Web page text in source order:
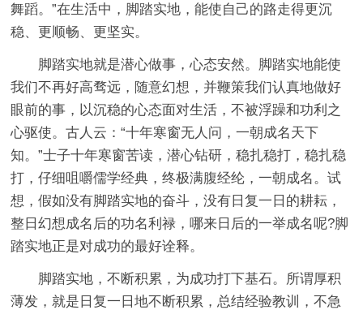
舞蹈。”在生活中，脚踏实地，能使自己的路走得更沉
稳、更顺畅、更坚实。
脚踏实地就是潜心做事，心态安然。脚踏实地能使
我们不再好高骛远，随意幻想，并鞭策我们认真地做好
眼前的事，以沉稳的心态面对生活，不被浮躁和功利之
心驱使。古人云：“十年寒窗无人问，一朝成名天下
知。”士子十年寒窗苦读，潜心钻研，稳扎稳打，稳扎稳
打，仔细咀嚼儒学经典，终极满腹经纶，一朝成名。试
想，假如没有脚踏实地的奋斗，没有日复一日的耕耘，
整日幻想成名后的功名利禄，哪来日后的一举成名呢?脚
踏实地正是对成功的最好诠释。
脚踏实地，不断积累，为成功打下基石。所谓厚积
薄发，就是日复一日地不断积累，总结经验教训，不急